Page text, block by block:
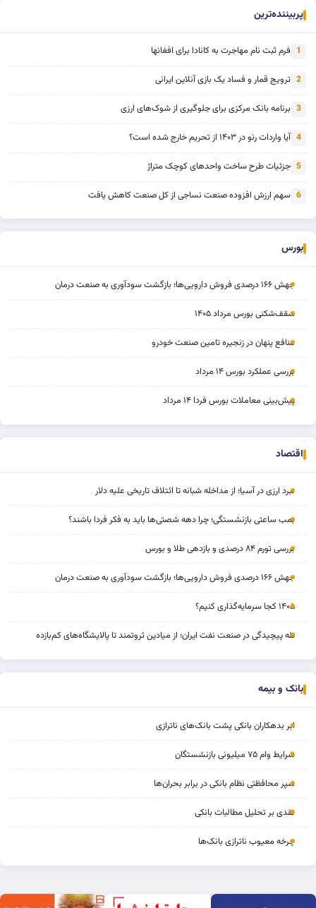
پربیننده‌ترین
1 فرم ثبت نام مهاجرت به کانادا برای افغانها
2 ترویج قمار و فساد یک بازی آنلاین ایرانی
3 برنامه بانک مرکزی برای جلوگیری از شوک‌های ارزی
4 آیا واردات رنو در ۱۴۰۳ از تحریم خارج شده است؟
5 جزئیات طرح ساخت واحدهای کوچک متراژ
6 سهم ارزش افزوده صنعت نساجی از کل صنعت کاهش یافت
بورس
جهش ۱۶۶ درصدی فروش دارویی‌ها؛ بازگشت سودآوری به صنعت درمان
سقف‌شکنی بورس مرداد ۱۴۰۵
منافع پنهان در زنجیره تامین صنعت خودرو
بررسی عملکرد بورس ۱۴ مرداد
پیش‌بینی معاملات بورس فردا ۱۴ مرداد
اقتصاد
نبرد ارزی در آسیا؛ از مداخله‌ شبانه تا ائتلاف تاریخی علیه دلار
بمب ساعتی بازنشستگی؛ چرا دهه شصتی‌ها باید به فکر فردا باشند؟
بررسی تورم ۸۴ درصدی و بازدهی طلا و بورس
جهش ۱۶۶ درصدی فروش دارویی‌ها؛ بازگشت سودآوری به صنعت درمان
۱۴۰۵ کجا سرمایه‌گذاری کنیم؟
تله پیچیدگی در صنعت نفت ایران؛ از میادین ثروتمند تا پالایشگاه‌های کم‌بازده
بانک و بیمه
ابر بدهکاران بانکی پشت بانک‌های ناترازی
شرایط وام ۷۵ میلیونی بازنشستگان
سپر محافظتی نظام بانکی در برابر بحران‌ها
نقدی بر تحلیل مطالبات بانکی
چرخه‌ معیوب ناترازی بانک‌ها